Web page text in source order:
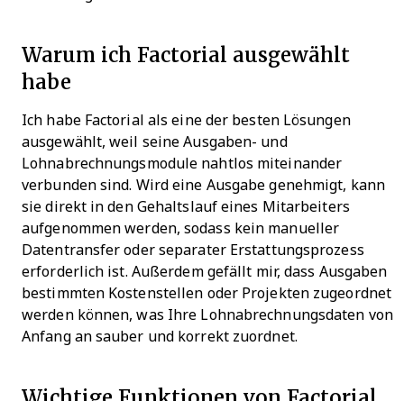
Warum ich Factorial ausgewählt
habe
Ich habe Factorial als eine der besten Lösungen
ausgewählt, weil seine Ausgaben- und
Lohnabrechnungsmodule nahtlos miteinander
verbunden sind. Wird eine Ausgabe genehmigt, kann
sie direkt in den Gehaltslauf eines Mitarbeiters
aufgenommen werden, sodass kein manueller
Datentransfer oder separater Erstattungsprozess
erforderlich ist. Außerdem gefällt mir, dass Ausgaben
bestimmten Kostenstellen oder Projekten zugeordnet
werden können, was Ihre Lohnabrechnungsdaten von
Anfang an sauber und korrekt zuordnet.